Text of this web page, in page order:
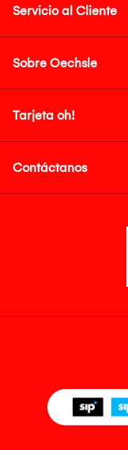
Servicio al Cliente
Sobre Oechsle
Tarjeta oh!
Contáctanos